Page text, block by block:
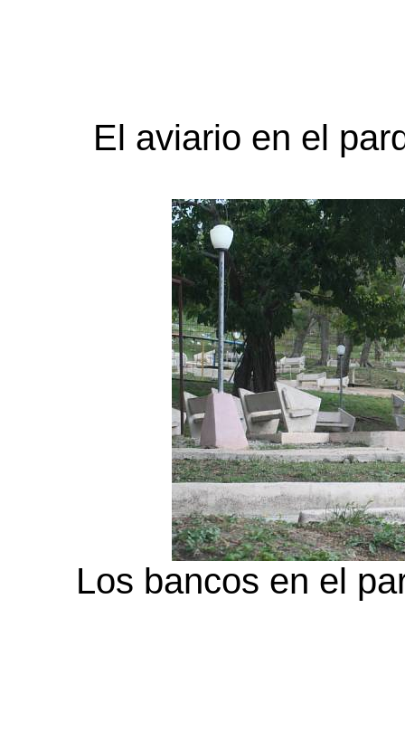
El aviario en el
Los bancos en el